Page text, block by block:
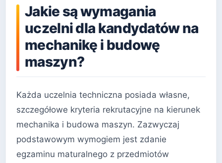
Jakie są wymagania
uczelni dla kandydatów na
mechanikę i budowę
maszyn?
Każda uczelnia techniczna posiada własne,
szczegółowe kryteria rekrutacyjne na kierunek
mechanika i budowa maszyn. Zazwyczaj
podstawowym wymogiem jest zdanie
egzaminu maturalnego z przedmiotów